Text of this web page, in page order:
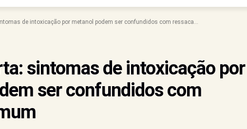
de intoxicação por metanol podem ser confundidos com ressaca...
sintomas de intoxicação por
ser confundidos com